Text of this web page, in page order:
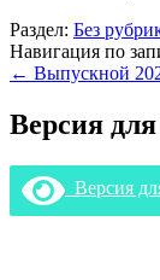
Раздел: Без
Навигация по
← Выпускной
Версия
Версия